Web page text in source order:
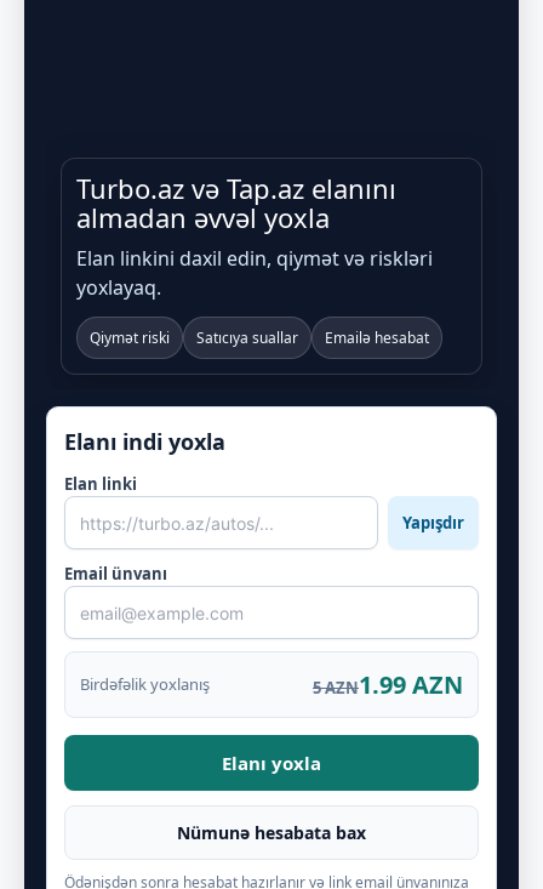
Turbo.az və Tap.az elanını
almadan əvvəl yoxla
Elan linkini daxil edin, qiymət və riskləri
yoxlayaq.
Qiymət riski Satıcıya suallar Emailə hesabat
Elanı indi yoxla
Elan linki
Yapışdır
Email ünvanı
Birdəfəlik yoxlanış 5 AZN1.99 AZN
Elanı yoxla
Nümunə hesabata bax
Ödənişdən sonra hesabat hazırlanır və link email ünvanınıza